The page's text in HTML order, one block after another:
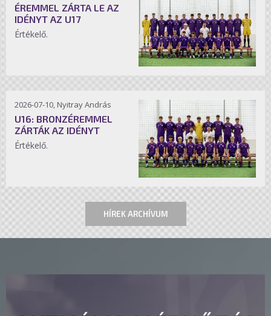
ÉREMMEL ZÁRTA LE AZ
IDÉNYT AZ U17
Értékelő.
2026-07-10, Nyitray András
U16: BRONZÉREMMEL
ZÁRTÁK AZ IDÉNYT
Értékelő.
HÍREK ARCHÍVUM